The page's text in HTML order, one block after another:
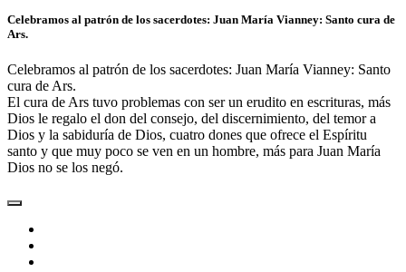
Celebramos al patrón de los sacerdotes: Juan María Vianney: Santo cura de
Ars.
Celebramos al patrón de los sacerdotes: Juan María Vianney: Santo
cura de Ars.
El cura de Ars tuvo problemas con ser un erudito en escrituras, más
Dios le regalo el don del consejo, del discernimiento, del temor a
Dios y la sabiduría de Dios, cuatro dones que ofrece el Espíritu
santo y que muy poco se ven en un hombre, más para Juan María
Dios no se los negó.